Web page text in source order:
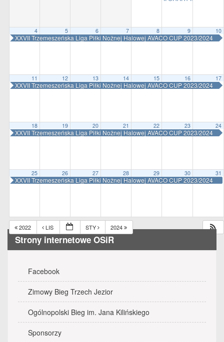
4
XXVII Trzemeszeńska Liga Piłki Nożnej Halowej AVACO CUP 2023/2024
5 6 7 8 9 10
11
XXVII Trzemeszeńska Liga Piłki Nożnej Halowej AVACO CUP 2023/2024
12 13 14 15 16 17
18
XXVII Trzemeszeńska Liga Piłki Nożnej Halowej AVACO CUP 2023/2024
19 20 21 22 23 24
25
XXVII Trzemeszeńska Liga Piłki Nożnej Halowej AVACO CUP 2023/2024
26 27 28 29 30 31
2022 LIS STY 2024
Strony internetowe OSiR
Facebook
Zimowy Bieg Trzech Jezior
Ogólnopolski Bieg im. Jana Kilińskiego
Sponsorzy